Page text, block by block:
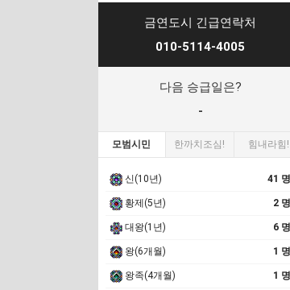
금연도시 긴급연락처
010-5114-4005
다음 승급일은?
-
모범시민 한까치조심! 힘내라힘!
신(10년) 41 명
황제(5년) 2 명
대왕(1년) 6 명
왕(6개월) 1 명
왕족(4개월) 1 명